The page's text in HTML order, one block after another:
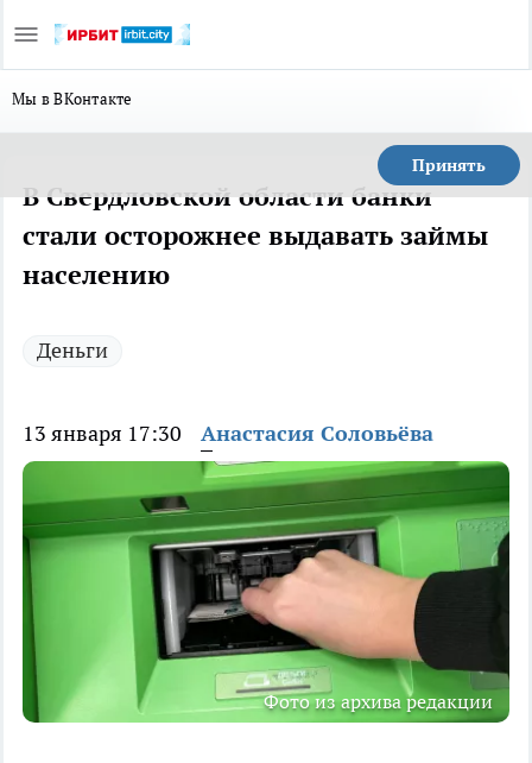
Мы в ВКонтакте
Принять
В Свердловской области банки
стали осторожнее выдавать займы
населению
Деньги
13 января 17:30 Анастасия Соловьёва
Фото из архива редакции